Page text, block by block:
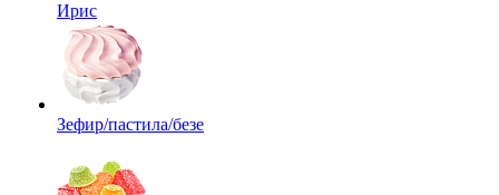
Ирис
Зефир/пастила/безе